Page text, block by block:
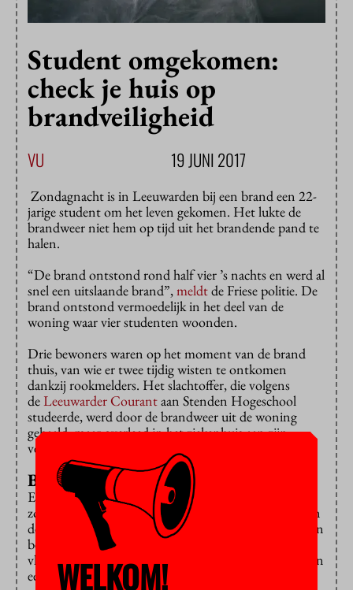
Student omgekomen:
check je huis op
brandveiligheid
VU 19 JUNI 2017
Zondagnacht is in Leeuwarden bij een brand een 22-
jarige student om het leven gekomen. Het lukte de
brandweer niet hem op tijd uit het brandende pand te
halen.
“De brand ontstond rond half vier ’s nachts en werd al
snel een uitslaande brand”,meldtde Friese politie. De
brand ontstond vermoedelijk in het deel van de
woning waar vier studenten woonden.
Drie bewoners waren op het moment van de brand
thuis, van wie er twee tijdig wisten te ontkomen
dankzij rookmelders. Het slachtoffer, die volgens
deLeeuwarder Courantaan Stenden Hogeschool
studeerde, werd door de brandweer uit de woning
gehaald, maar overleed in het ziekenhuis aan zijn
verwondingen.
Brandveiligheid
Een ex-bewoner laat aan de krant weten zich soms
zorgen te hebben gemaakt over de brandveiligheid van
de woning: “Want het is van binnen allemaal hout, een
beetje een Oostenrijks huis, met van die stoffen
vloerbedekking. We hadden een krakkemikkige oven en
een frituur.”
WELKOM!